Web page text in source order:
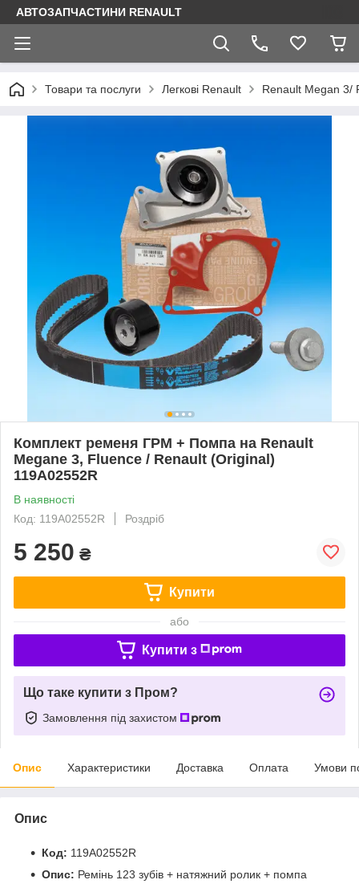
АВТОЗАПЧАСТИНИ RENAULT
Товари та послуги Легкові Renault Renault Megan 3/
Комплект ременя ГРМ + Помпа на Renault
Megane 3, Fluence / Renault (Original)
119A02552R
В наявності
Код: 119A02552R
Роздріб
5 250 ₴
Купити
або
Купити з
Що таке купити з Пром?
Замовлення під захистом
Опис Характеристики Доставка Оплата Умови
Опис
Код: 119A02552R
Опис: Ремінь 123 зубів + натяжний ролик + помпа